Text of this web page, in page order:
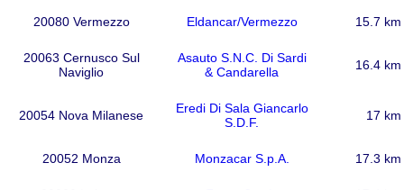
20080 Vermezzo Eldancar/Vermezzo 15.7 km
20063 Cernusco Sul
Naviglio
Asauto S.N.C. Di Sardi
& Candarella
16.4 km
20054 Nova Milanese
Eredi Di Sala Giancarlo
S.D.F.
17 km
20052 Monza Monzacar S.p.A. 17.3 km